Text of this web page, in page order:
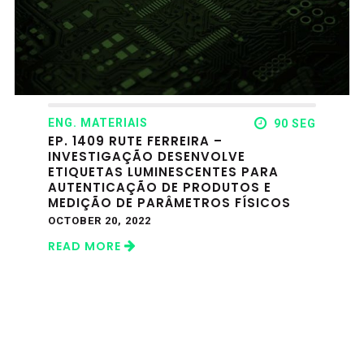
ENG. MATERIAIS 90 SEG
EP. 1409 RUTE FERREIRA –
INVESTIGAÇÃO DESENVOLVE
ETIQUETAS LUMINESCENTES PARA
AUTENTICAÇÃO DE PRODUTOS E
MEDIÇÃO DE PARÂMETROS FÍSICOS
OCTOBER 20, 2022
READ MORE